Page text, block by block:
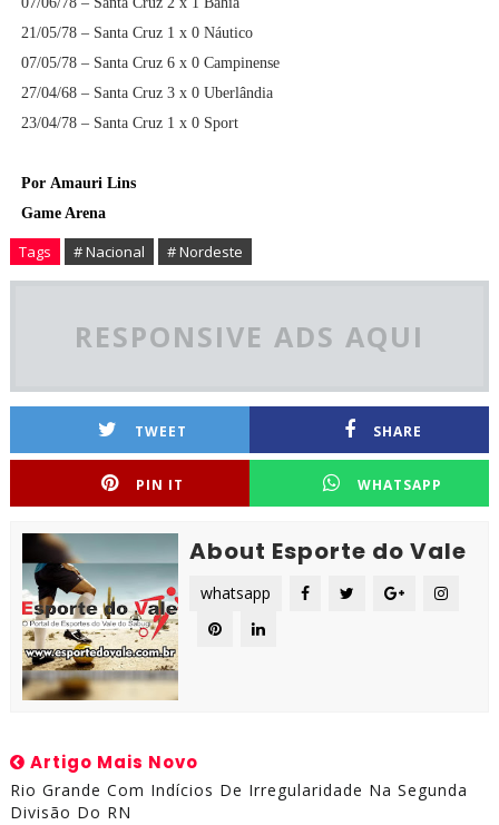
21/05/78 – Santa Cruz 1 x 0 Náutico
07/05/78 – Santa Cruz 6 x 0 Campinense
27/04/68 – Santa Cruz 3 x 0 Uberlândia
23/04/78 – Santa Cruz 1 x 0 Sport
Por Amauri Lins
Game Arena
Tags # Nacional # Nordeste
RESPONSIVE ADS AQUI
TWEET SHARE
PIN IT WHATSAPP
About Esporte do Vale
whatsapp
Artigo Mais Novo
Rio Grande Com Indícios De Irregularidade Na Segunda
Divisão Do RN